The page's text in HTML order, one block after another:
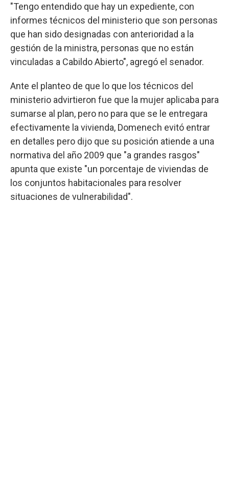
"Tengo entendido que hay un expediente, con
informes técnicos del ministerio que son personas
que han sido designadas con anterioridad a la
gestión de la ministra, personas que no están
vinculadas a Cabildo Abierto", agregó el senador.
Ante el planteo de que lo que los técnicos del
ministerio advirtieron fue que la mujer aplicaba para
sumarse al plan, pero no para que se le entregara
efectivamente la vivienda, Domenech evitó entrar
en detalles pero dijo que su posición atiende a una
normativa del año 2009 que "a grandes rasgos"
apunta que existe "un porcentaje de viviendas de
los conjuntos habitacionales para resolver
situaciones de vulnerabilidad".